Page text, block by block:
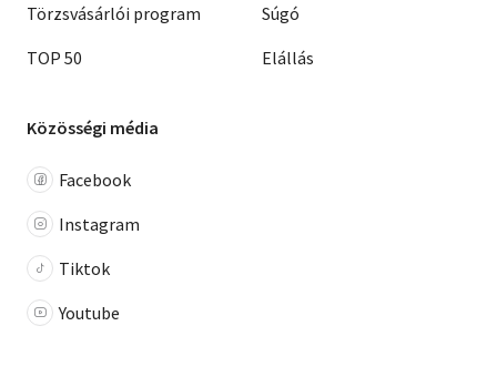
Törzsvásárlói program
TOP 50
Súgó
Elállás
Közösségi média
Facebook
Instagram
Tiktok
Youtube